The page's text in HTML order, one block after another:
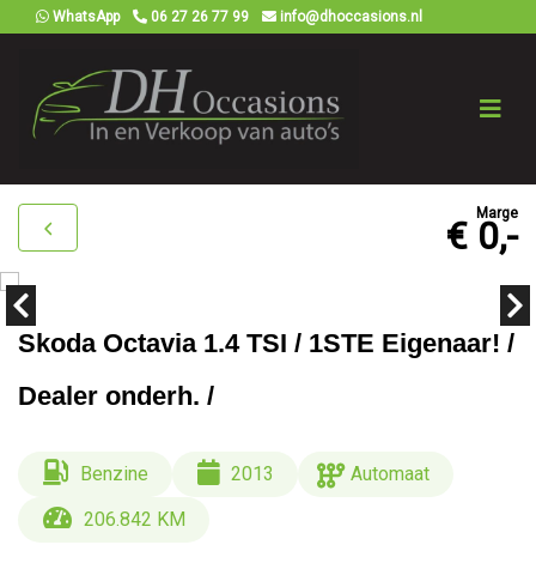
WhatsApp 06 27 26 77 99 info@dhoccasions.nl
Marge
€ 0,-
Skoda Octavia 1.4 TSI / 1STE Eigenaar! /
Dealer onderh. /
Benzine 2013
Automaat
206.842 KM